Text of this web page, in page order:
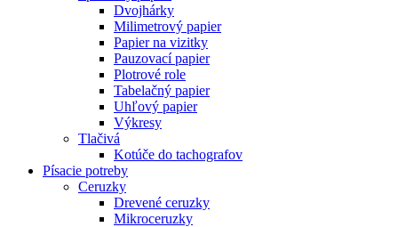
Dvojhárky
Milimetrový papier
Papier na vizitky
Pauzovací papier
Plotrové role
Tabelačný papier
Uhľový papier
Výkresy
Tlačivá
Kotúče do tachografov
Písacie potreby
Ceruzky
Drevené ceruzky
Mikroceruzky